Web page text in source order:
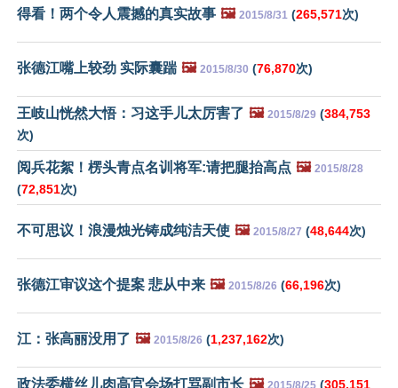
得看！两个令人震撼的真实故事 🖼️ 2015/8/31 (265,571次)
张德江嘴上较劲 实际囊踹 🖼️ 2015/8/30 (76,870次)
王岐山恍然大悟：习这手儿太厉害了 🖼️ 2015/8/29 (384,753
次)
阅兵花絮！楞头青点名训将军:请把腿抬高点 🖼️ 2015/8/28
(72,851次)
不可思议！浪漫烛光铸成纯洁天使 🖼️ 2015/8/27 (48,644次)
张德江审议这个提案 悲从中来 🖼️ 2015/8/26 (66,196次)
江：张高丽没用了 🖼️ 2015/8/26 (1,237,162次)
政法委横丝儿肉高官会场打骂副市长 🖼️ 2015/8/25 (305,151